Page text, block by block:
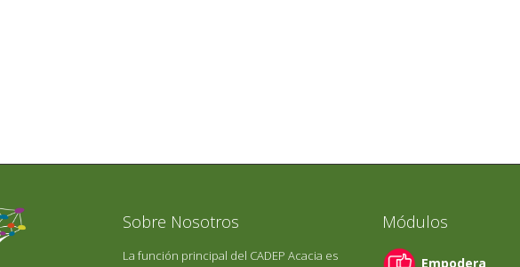
Sobre Nosotros
La función principal del CADEP Acacia es
Módulos
Empodera